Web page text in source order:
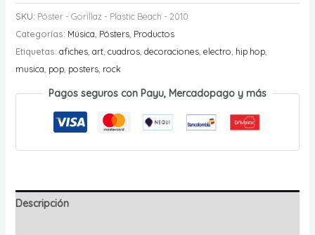
Gorillaz
-
Plastic
Beach
2010
cantidad
SKU: Póster - Gorillaz - Plastic Beach - 2010
Categorías: Música Pósters, Productos
Etiquetas: afiches, art, cuadros, decoraciones, electro hip hop,
musica pop, posters, rock
Pagos seguros con Payu, Mercadopago y más
Descripción